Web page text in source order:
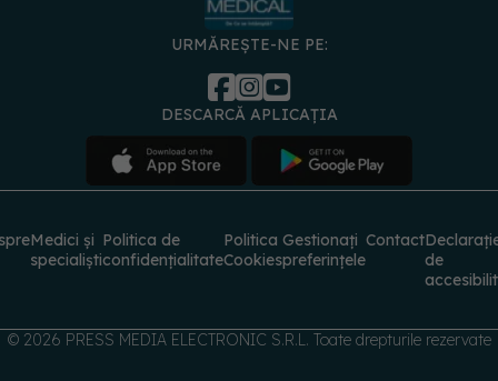
DESCARCĂ APLICAȚIA
specialiști
Politica de
confidențialitateCookies
Gestionați
preferințele
Contact
de
© 2026 PRESS MEDIA ELECTRONIC S.R.L. Toate drepturile rezervate